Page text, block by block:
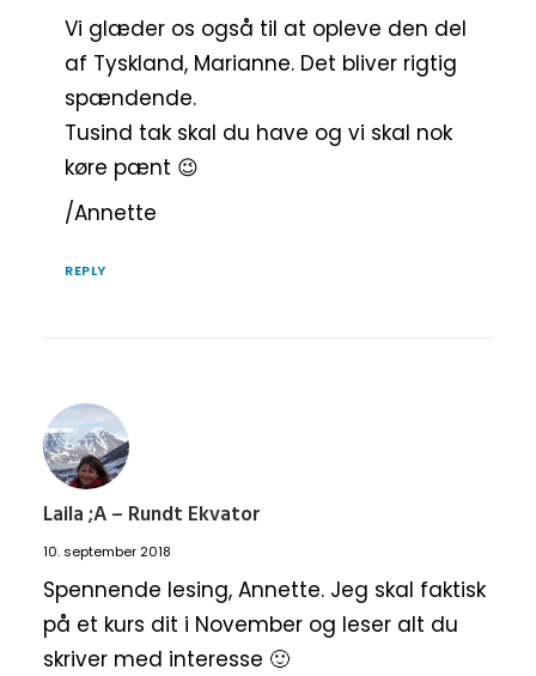
Vi glæder os også til at opleve den del
af Tyskland, Marianne. Det bliver rigtig
spændende.
Tusind tak skal du have og vi skal nok
køre pænt 😉
/Annette
REPLY
Laila ;A – Rundt Ekvator
10. september 2018
Spennende lesing, Annette. Jeg skal faktisk
på et kurs dit i November og leser alt du
skriver med interesse 🙂